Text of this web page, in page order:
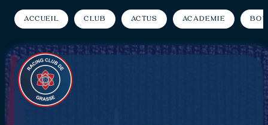
Accueil Club Actus Académie